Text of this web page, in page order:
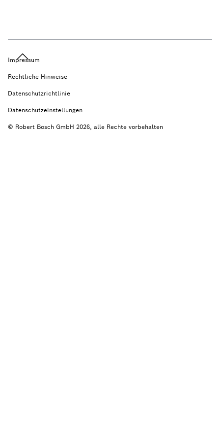
Impressum
Rechtliche Hinweise
Datenschutzrichtlinie
Datenschutzeinstellungen
© Robert Bosch GmbH 2026, alle Rechte vorbehalten